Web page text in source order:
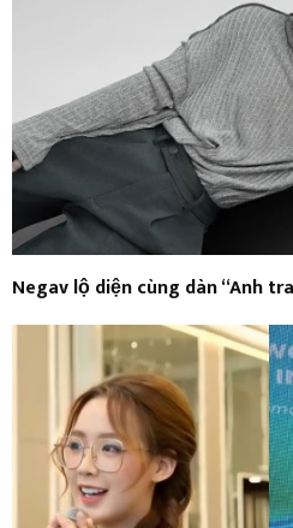
Negav lộ diện cùng dàn “Anh